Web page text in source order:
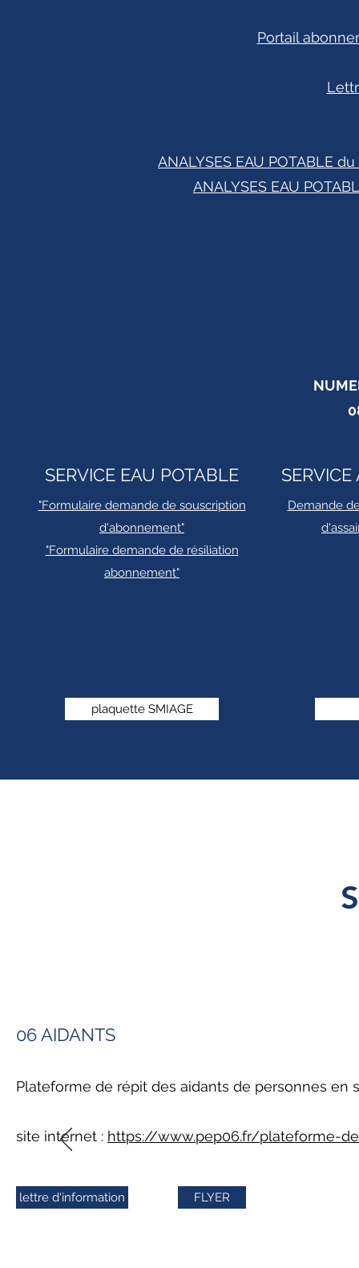
Portail
ANALYSES EAU POTABLE
ANALYSES EAU
SERVICE EAU POTABLE
"Formulaire demande de souscription
d'abonnement"
"Formulaire demande de résiliation
abonnement"
plaquette SMIAGE
Demande
06 AIDANTS
Plateforme de répit des aidants de personnes en
site internet : https://www.pep06.fr/plateforme-
lettre d'information FLYER